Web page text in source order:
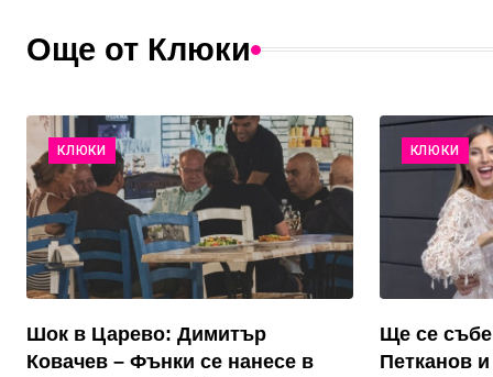
Още от Клюки
КЛЮКИ
Шок в Царево: Димитър
Ковачев – Фънки се нанесе в
КЛЮКИ
Ще се
Петканов